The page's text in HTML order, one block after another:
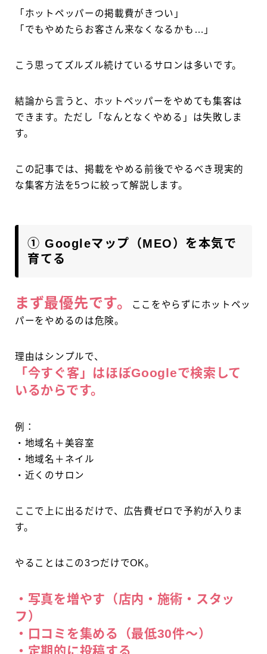
「ホットペッパーの掲載費がきつい」
「でもやめたらお客さん来なくなるかも…」
こう思ってズルズル続けているサロンは多いです。
結論から言うと、ホットペッパーをやめても集客は
できます。ただし「なんとなくやめる」は失敗しま
す。
この記事では、掲載をやめる前後でやるべき現実的
な集客方法を5つに絞って解説します。
① Googleマップ（MEO）を本気で
育てる
まず最優先です。
ここをやらずにホットペッ
パーをやめるのは危険。
理由はシンプルで、
「今すぐ客」はほぼGoogleで検索して
いるからです。
例：
・地域名＋美容室
・地域名＋ネイル
・近くのサロン
ここで上に出るだけで、広告費ゼロで予約が入りま
す。
やることはこの3つだけでOK。
・写真を増やす（店内・施術・スタッ
フ）
・口コミを集める（最低30件〜）
・定期的に投稿する